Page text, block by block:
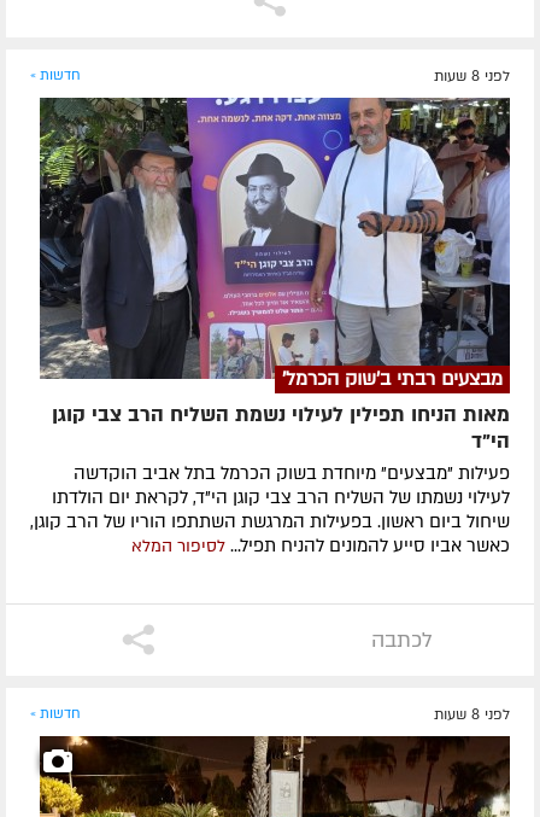
לפני 8 שעות חדשות »
מבצעים רבתי ב'שוק הכרמל'
מאות הניחו תפילין לעילוי נשמת השליח הרב צבי קוגן
הי”ד
פעילות "מבצעים" מיוחדת בשוק הכרמל בתל אביב הוקדשה
לעילוי נשמתו של השליח הרב צבי קוגן הי"ד, לקראת יום הולדתו
שיחול ביום ראשון. בפעילות המרגשת השתתפו הוריו של הרב קוגן,
כאשר אביו סייע להמונים להניח תפיל... לסיפור המלא
לכתבה
לפני 8 שעות חדשות »